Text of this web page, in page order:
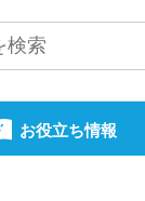
お役立ち情報